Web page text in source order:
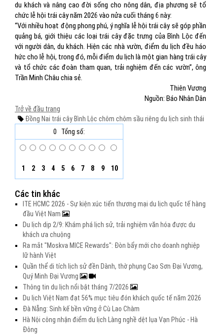
du khách và nâng cao đời sống cho nông dân, địa phương sẽ tổ
chức lễ hội trái cây năm 2026 vào nửa cuối tháng 6 này:
“Với nhiều hoạt động phong phú, ý nghĩa lễ hội trái cây sẽ góp phần
quảng bá, giới thiệu các loại trái cây đặc trưng của Bình Lộc đến
với người dân, du khách. Hiện các nhà vườn, điểm du lịch đều háo
hức cho lễ hội, trong đó, mỗi điểm du lịch là một gian hàng trái cây
và tổ chức các đoàn tham quan, trải nghiệm đến các vườn”, ông
Trần Minh Châu chia sẻ.
Thiên Vương
Nguồn: Báo Nhân Dân
Trở về đầu trang
Đồng Nai trái cây Bình Lộc chôm chôm sầu riêng du lịch sinh thái
0
Tổng số:
1 2 3 4 5 6 7 8 9 10
Các tin khác
ITE HCMC 2026 - Sự kiện xúc tiến thương mại du lịch quốc tế hàng
đầu Việt Nam
Du lịch dịp 2/9: Khám phá lịch sử, trải nghiệm văn hóa được du
khách ưa chuộng
Ra mắt "Moskva MICE Rewards": Đòn bẩy mới cho doanh nghiệp
lữ hành Việt
Quần thể di tích lịch sử đền Dành, thờ phụng Cao Sơn Đại Vương,
Quý Minh Đại Vương
Thông tin du lịch nổi bật tháng 7/2026
Du lịch Việt Nam đạt 56% mục tiêu đón khách quốc tế năm 2026
Đà Nẵng: Sinh kế bền vững ở Cù Lao Chàm
Hà Nội công nhận điểm du lịch Làng nghề dệt lụa Vạn Phúc - Hà
Đông